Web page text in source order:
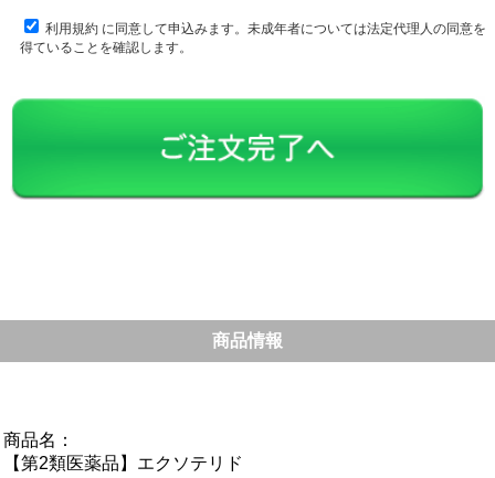
利用規約に同意して申込みます。未成年者については法定代理人の同意を
得ていることを確認します。
商品情報
商品名：
【第2類医薬品】エクソテリド